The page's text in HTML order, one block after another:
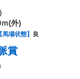
ｍ(外)
【馬場状態】 良
賞